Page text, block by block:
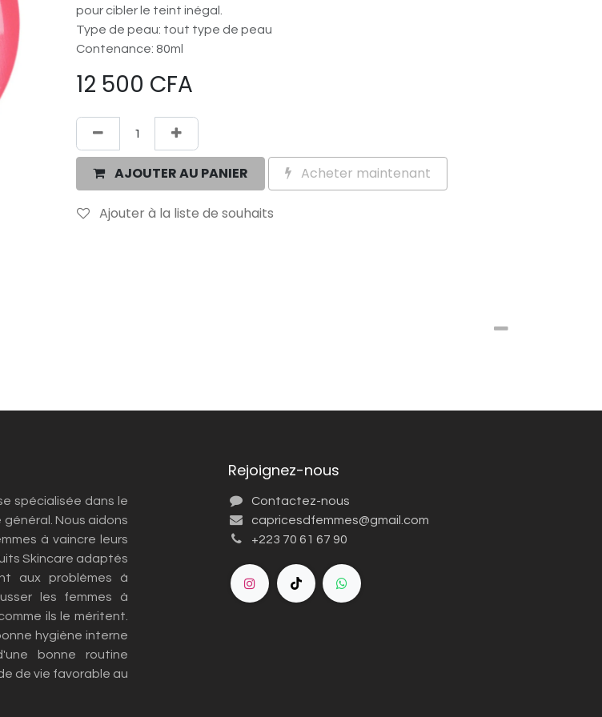
pour cibler le teint inégal.
Type de peau: tout type de peau
Contenance: 80ml
12 500 CFA
AJOUTER AU PANIER Acheter maintenant
Ajouter à la liste de souhaits
spécialisée dans le
Nous aidons
à vaincre leurs
Skincare adaptés
aux problèmes à
les femmes à
ils le méritent.
hygiène interne
bonne routine
de vie favorable au
Rejoignez-nous
Contactez-nous
capricesdfemmes@gmail.com
+223 70 61 67 90